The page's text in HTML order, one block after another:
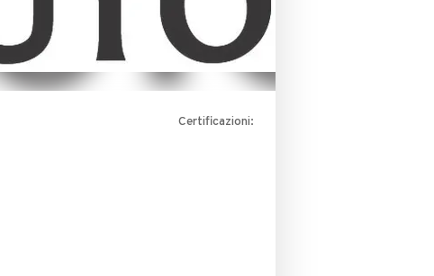
Certificazioni: